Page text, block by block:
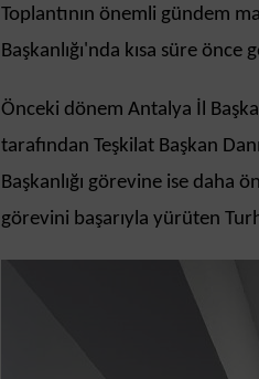
Toplantının önemli gündem
Başkanlığı'nda kısa süre
Önceki dönem Antalya İl
tarafından Teşkilat Başkan
Başkanlığı görevine ise daha
görevini başarıyla yürüten